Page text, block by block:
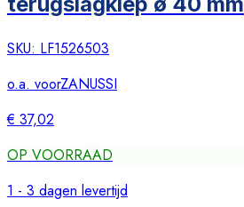
SKU: LF1526503
o.a. voorZANUSSI
€ 37,02
OP VOORRAAD
1 - 3 dagen levertijd